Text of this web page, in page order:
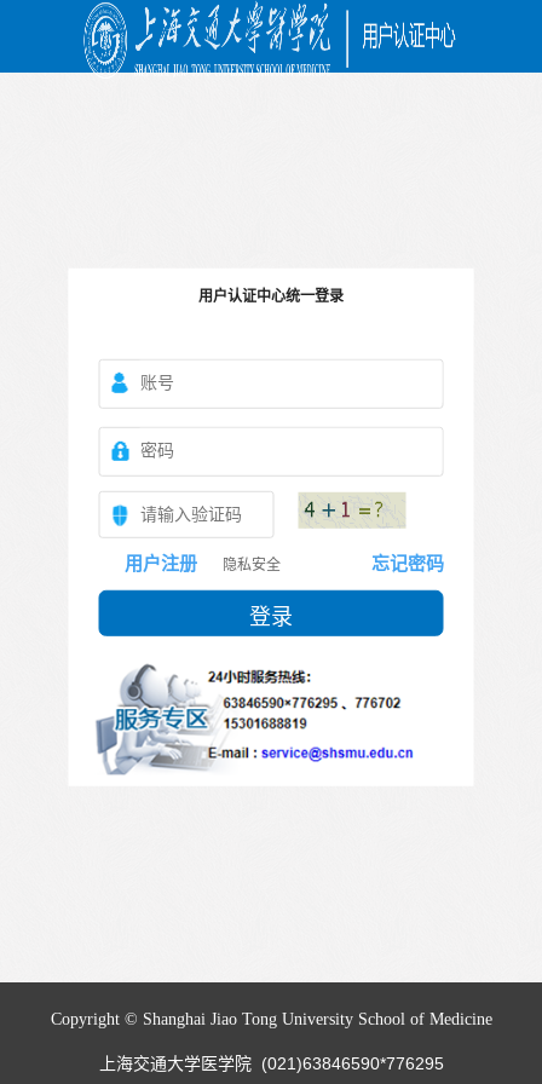
用户认证中心统一登录
用户注册 隐私安全 忘记密码
Copyright © Shanghai Jiao Tong University School of Medicine
上海交通大学医学院 (021)63846590*776295